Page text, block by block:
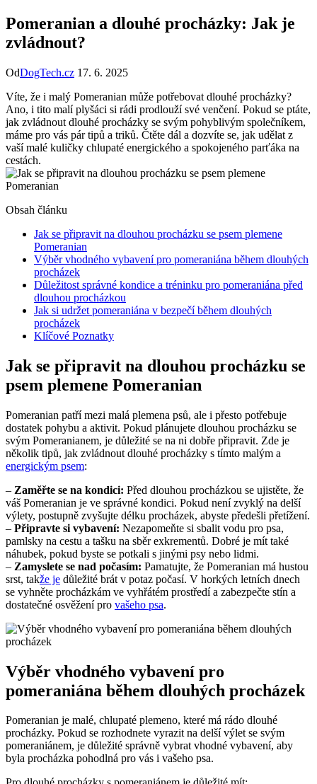
Pomeranian a dlouhé procházky: Jak je
zvládnout?
OdDogTech.cz 17. 6. 2025
Víte, že ‌i malý⁢ Pomeranian může⁣ potřebovat dlouhé ⁣procházky?
Ano, i⁢ tito malí plyšáci ⁣si rádi prodlouží své ​venčení. Pokud ‌se ptáte,⁤
jak‍ zvládnout dlouhé procházky se svým pohyblivým společníkem,
‍máme pro ⁢vás pár tipů‌ a​ triků. Čtěte dál a dozvíte se,⁣ jak udělat z
vaší malé kuličky⁤ chlupaté ⁣energického​ a spokojeného ⁣parťáka na⁤
cestách.
Obsah článku
Jak⁢ se připravit na dlouhou procházku‍ se psem plemene
Pomeranian
Výběr vhodného‌ vybavení pro pomeraniána během dlouhých
procházek
Důležitost správné kondice a tréninku ⁤pro pomeraniána​ před
dlouhou procházkou
Jak si udržet pomeraniána v bezpečí ⁢během dlouhých
procházek
Klíčové Poznatky
Jak⁢ se připravit na dlouhou procházku‍ se
psem plemene Pomeranian
Pomeranian patří mezi malá plemena psů, ale i ⁣přesto potřebuje‍
dostatek pohybu⁢ a aktivit. Pokud plánujete dlouhou ‌procházku se
svým ⁣Pomeranianem, je důležité se na ni‍ dobře připravit. Zde je
několik tipů, jak zvládnout dlouhé procházky s tímto ⁢malým a
energickým‌ psem:
– Zaměřte se na kondici: Před⁢ dlouhou procházkou se ⁤ujistěte,‌ že
váš Pomeranian je ve správné kondici. Pokud‍ není zvyklý na ⁤delší
výlety, postupně​ zvyšujte délku ⁢procházek, abyste předešli přetížení.
– Připravte ⁢si vybavení: ⁣Nezapomeňte si sbalit‌ vodu ⁣pro psa,
pamlsky na ​cestu a tašku na sběr exkrementů.⁢ Dobré je⁤ mít také
náhubek,⁣ pokud byste se potkali s jinými psy nebo lidmi.
– Zamyslete se nad ⁣počasím: Pamatujte, že Pomeranian má ⁣hustou
‍srst, takže je důležité⁤ brát v potaz počasí. V‌ horkých letních dnech
⁣se vyhněte procházkám⁢ ve vyhřátém prostředí a ‍zabezpečte stín a
dostatečné ⁣osvěžení pro vašeho psa.
Výběr vhodného‌ vybavení pro
pomeraniána během dlouhých procházek
Pomeranian je malé,⁢ chlupaté plemeno, které‌ má ​rádo dlouhé
procházky. ​Pokud se rozhodnete​ vyrazit na⁢ delší výlet se svým
pomeraniánem, je důležité⁤ správně vybrat vhodné vybavení, aby
byla procházka pohodlná pro vás⁤ i vašeho psa.